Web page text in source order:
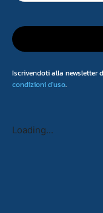
Iscrivendoti alla newsletter
condizioni d'uso.
Loading...